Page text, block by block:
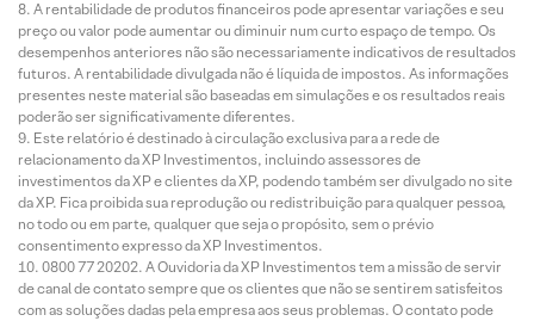
A rentabilidade de produtos financeiros pode apresentar variações e seu
preço ou valor pode aumentar ou diminuir num curto espaço de tempo. Os
desempenhos anteriores não são necessariamente indicativos de resultados
futuros. A rentabilidade divulgada não é líquida de impostos. As informações
presentes neste material são baseadas em simulações e os resultados reais
poderão ser significativamente diferentes.
Este relatório é destinado à circulação exclusiva para a rede de
relacionamento da XP Investimentos, incluindo assessores de
investimentos da XP e clientes da XP, podendo também ser divulgado no site
da XP. Fica proibida sua reprodução ou redistribuição para qualquer pessoa,
no todo ou em parte, qualquer que seja o propósito, sem o prévio
consentimento expresso da XP Investimentos.
0800 77 20202. A Ouvidoria da XP Investimentos tem a missão de servir
de canal de contato sempre que os clientes que não se sentirem satisfeitos
com as soluções dadas pela empresa aos seus problemas. O contato pode